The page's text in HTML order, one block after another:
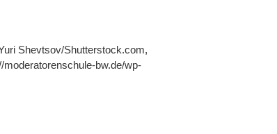
Shevtsov/Shutterstock.com,
bw.de/wp-